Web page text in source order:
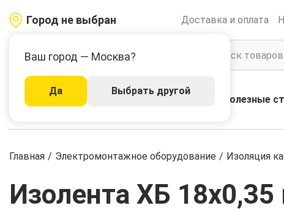
Город не выбран
Ваш город — Москва?
Да Выбрать другой
Доставка и оплата
Каталог Акции Полезные
Главная / Электромонтажное оборудование / Изоляция
Изолента ХБ